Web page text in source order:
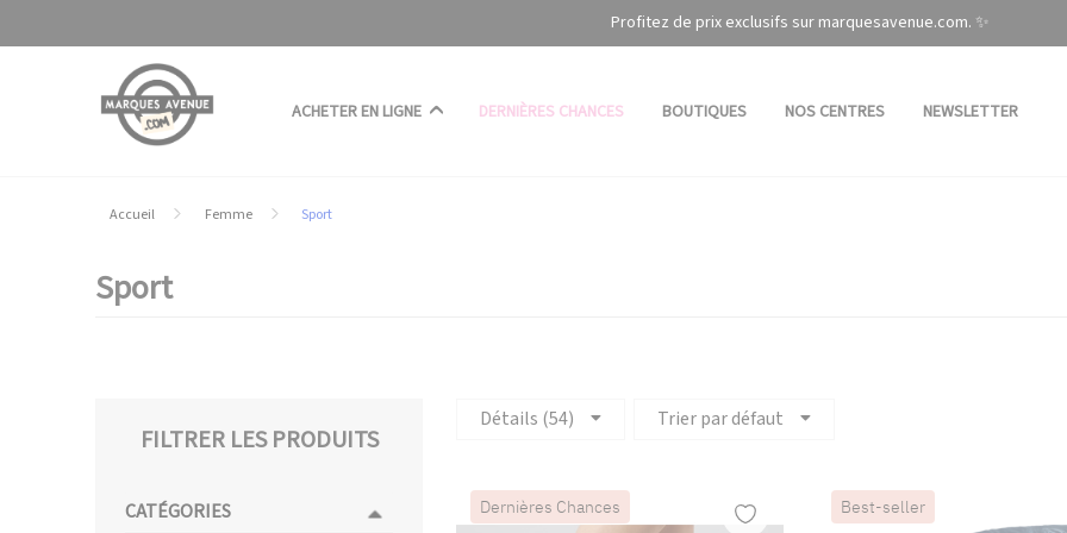
Profitez de prix exclusifs sur marquesavenue.com. ✨
ACHETER EN LIGNE DERNIÈRES CHANCES BOUTIQUES NOS CENTRES NEWSLETTER
Accueil Femme Sport
Sport
FILTRER LES PRODUITS
CATÉGORIES
Détails (54) Trier par défaut
Dernières Chances Best-seller